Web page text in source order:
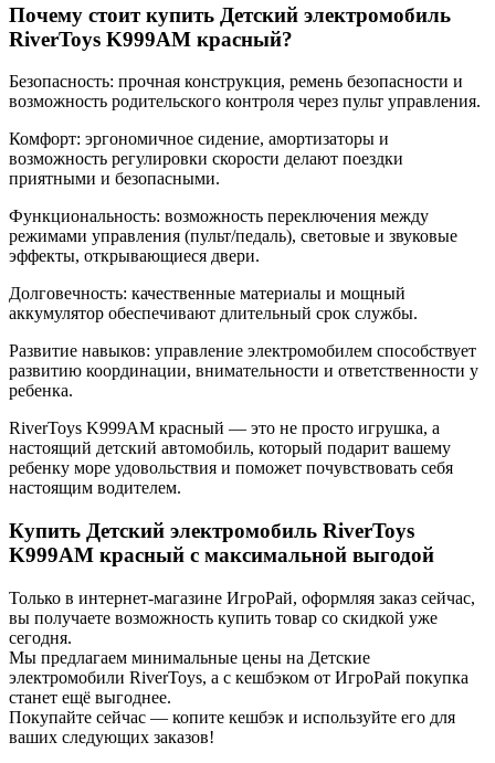
Почему стоит купить Детский электромобиль
RiverToys K999AM красный?
Безопасность: прочная конструкция, ремень безопасности и
возможность родительского контроля через пульт управления.
Комфорт: эргономичное сидение, амортизаторы и
возможность регулировки скорости делают поездки
приятными и безопасными.
Функциональность: возможность переключения между
режимами управления (пульт/педаль), световые и звуковые
эффекты, открывающиеся двери.
Долговечность: качественные материалы и мощный
аккумулятор обеспечивают длительный срок службы.
Развитие навыков: управление электромобилем способствует
развитию координации, внимательности и ответственности у
ребенка.
RiverToys K999AM красный — это не просто игрушка, а
настоящий детский автомобиль, который подарит вашему
ребенку море удовольствия и поможет почувствовать себя
настоящим водителем.
Купить Детский электромобиль RiverToys
K999AM красный с максимальной выгодой
Только в интернет-магазине ИгроРай, оформляя заказ сейчас,
вы получаете возможность купить товар со скидкой уже
сегодня.
Мы предлагаем минимальные цены на Детские
электромобили RiverToys, а с кешбэком от ИгроРай покупка
станет ещё выгоднее.
Покупайте сейчас — копите кешбэк и используйте его для
ваших следующих заказов!